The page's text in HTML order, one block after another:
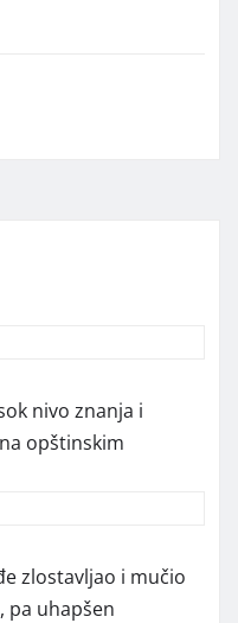
nivo znanja i
opštinskim
zlostavljao i mučio
pa uhapšen